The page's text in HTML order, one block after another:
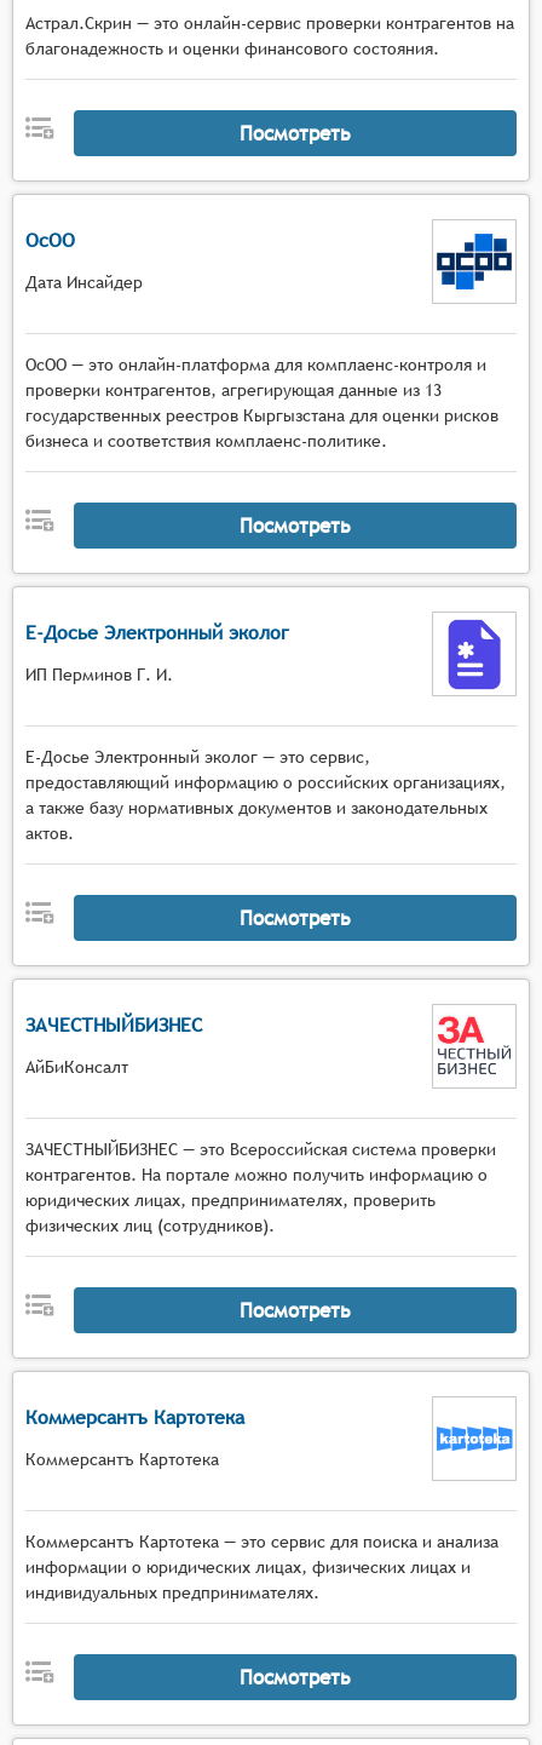
Астрал.Скрин — это онлайн-сервис проверки контрагентов на
благонадежность и оценки финансового состояния.
Посмотреть
ОсОО
Дата Инсайдер
ОсОО — это онлайн-платформа для комплаенс-контроля и
проверки контрагентов, агрегирующая данные из 13
государственных реестров Кыргызстана для оценки рисков
бизнеса и соответствия комплаенс-политике.
Посмотреть
Е-Досье Электронный эколог
ИП Перминов Г. И.
Е-Досье Электронный эколог — это сервис,
предоставляющий информацию о российских организациях,
а также базу нормативных документов и законодательных
актов.
Посмотреть
ЗАЧЕСТНЫЙБИЗНЕС
АйБиКонсалт
ЗАЧЕСТНЫЙБИЗНЕС — это Всероссийская система проверки
контрагентов. На портале можно получить информацию о
юридических лицах, предпринимателях, проверить
физических лиц (сотрудников).
Посмотреть
Коммерсантъ Картотека
Коммерсантъ Картотека
Коммерсантъ Картотека — это сервис для поиска и анализа
информации о юридических лицах, физических лицах и
индивидуальных предпринимателях.
Посмотреть